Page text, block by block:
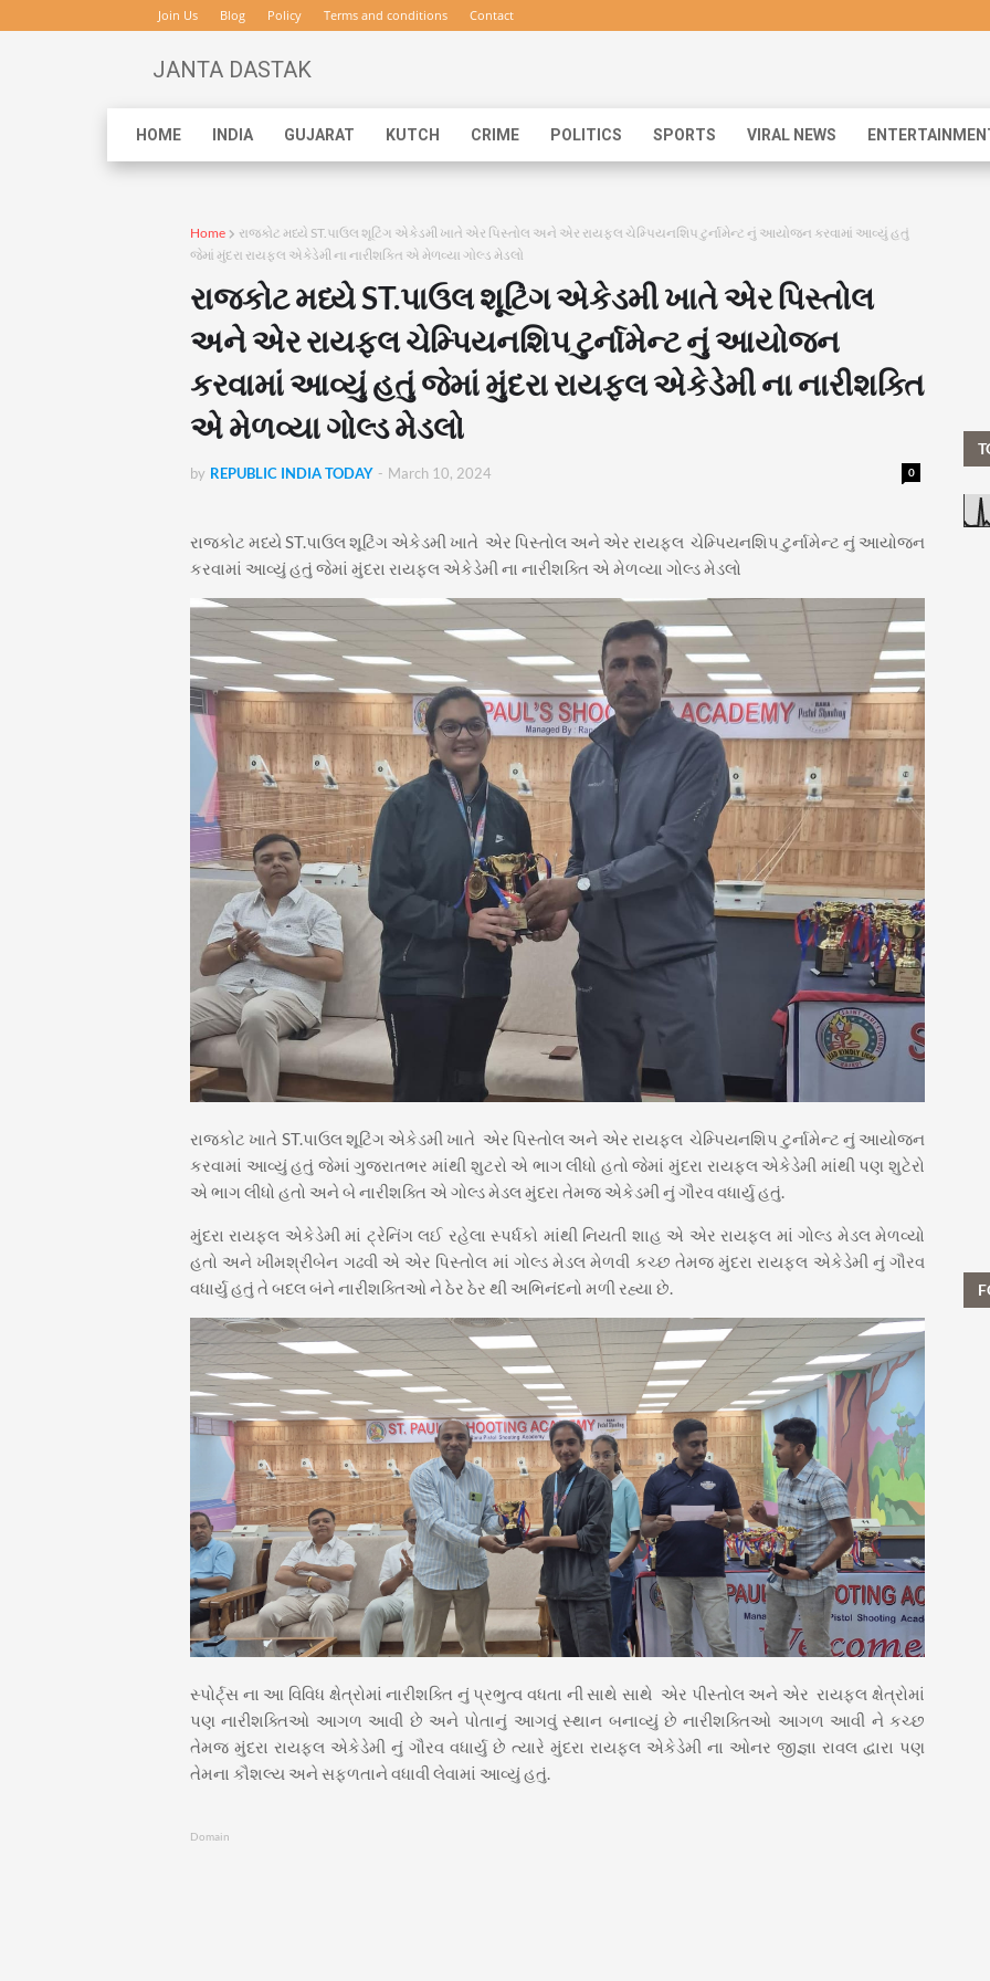
Join Us Blog Policy Terms and conditions Contact
JANTA DASTAK
HOME INDIA GUJARAT KUTCH CRIME POLITICS SPORTS VIRAL NEWS
Home
રાજકોટ મધ્યે ST.પાઉલ શૂટિંગ એકેડમી ખાતે એર પિસ્તોલ અને એર રાયફલ ચેમ્પિયનશિપ ટુર્નામેન્ટ નું આયોજન કરવામાં આવ્યું હતું
જેમાં મુંદરા રાયફલ એકેડેમી ના નારીશક્તિ એ મેળવ્યા ગોલ્ડ મેડલો
રાજકોટ મધ્યે ST.પાઉલ શૂટિંગ એકેડમી ખાતે એર પિસ્તોલ
અને એર રાયફલ ચેમ્પિયનશિપ ટુર્નામેન્ટ નું આયોજન
કરવામાં આવ્યું હતું જેમાં મુંદરા રાયફલ એકેડેમી ના નારીશક્તિ
એ મેળવ્યા ગોલ્ડ મેડલો
by REPUBLIC INDIA TODAY 0
- March 10, 2024
રાજકોટ મધ્યે ST.પાઉલ શૂટિંગ એકેડમી ખાતે એર પિસ્તોલ અને એર રાયફલ ચેમ્પિયનશિપ ટુર્નામેન્ટ નું આયોજન
કરવામાં આવ્યું હતું જેમાં મુંદરા રાયફલ એકેડેમી ના નારીશક્તિ એ મેળવ્યા ગોલ્ડ મેડલો
રાજકોટ ખાતે ST.પાઉલ શૂટિંગ એકેડમી ખાતે એર પિસ્તોલ અને એર રાયફલ ચેમ્પિયનશિપ ટુર્નામેન્ટ નું આયોજન
કરવામાં આવ્યું હતું જેમાં ગુજરાતભર માંથી શુટરો એ ભાગ લીધો હતો જેમાં મુંદરા રાયફલ એકેડેમી માંથી પણ શુટેરો
એ ભાગ લીધો હતો અને બે નારીશક્તિ એ ગોલ્ડ મેડલ મુંદરા તેમજ એકેડમી નું ગૌરવ વધાર્યુ હતું.
મુંદરા રાયફલ એકેડેમી માં ટ્રેનિંગ લઈ રહેલા સ્પર્ધકો માંથી નિયતી શાહ એ એર રાયફલ માં ગોલ્ડ મેડલ મેળવ્યો
હતો અને ખીમશ્રીબેન ગઢવી એ એર પિસ્તોલ માં ગોલ્ડ મેડલ મેળવી કચ્છ તેમજ મુંદરા રાયફલ એકેડેમી નું ગૌરવ
વધાર્યુ હતું તે બદલ બંને નારીશક્તિઓ ને ઠેર ઠેર થી અભિનંદનો મળી રહ્યા છે.
સ્પોર્ટ્સ ના આ વિવિધ ક્ષેત્રોમાં નારીશક્તિ નું પ્રભુત્વ વધતા ની સાથે સાથે એર પીસ્તોલ અને એર રાયફલ ક્ષેત્રોમાં
પણ નારીશક્તિઓ આગળ આવી છે અને પોતાનું આગવું સ્થાન બનાવ્યું છે નારીશક્તિઓ આગળ આવી ને કચ્છ
તેમજ મુંદરા રાયફલ એકેડેમી નું ગૌરવ વધાર્યુ છે ત્યારે મુંદરા રાયફલ એકેડેમી ના ઓનર જીજ્ઞા રાવલ દ્વારા પણ
તેમના કૌશલ્ય અને સફળતાને વધાવી લેવામાં આવ્યું હતું.
Domain